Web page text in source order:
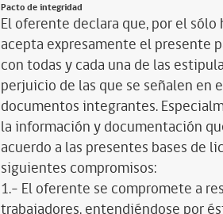
Pacto de integridad
El oferente declara que, por el
acepta expresamente el presente
con todas y cada una de las
perjuicio de las que se señalen en
documentos integrantes.
la información y documentación
acuerdo a las presentes bases de
siguientes compromisos:
1.- El oferente se compromete a
trabajadores, entendiéndose por